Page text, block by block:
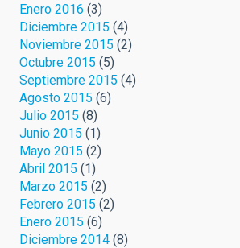
Enero 2016 (3)
Diciembre 2015 (4)
Noviembre 2015 (2)
Octubre 2015 (5)
Septiembre 2015 (4)
Agosto 2015 (6)
Julio 2015 (8)
Junio 2015 (1)
Mayo 2015 (2)
Abril 2015 (1)
Marzo 2015 (2)
Febrero 2015 (2)
Enero 2015 (6)
Diciembre 2014 (8)